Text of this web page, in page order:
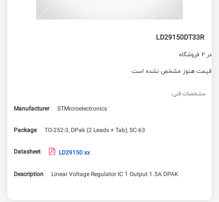
LD29150DT33R
در 2 فروشگاه
قیمت هنوز مشخص نشده است
مشخصات فنی:
Manufacturer
STMicroelectronics
Package TO-252-3, DPak (2 Leads + Tab), SC-63
Datasheet LD29150 xx
Description Linear Voltage Regulator IC 1 Output 1.5A DPAK